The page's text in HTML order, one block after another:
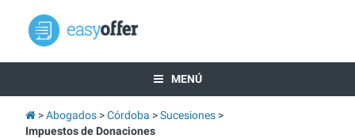
MENÚ
Abogados Córdoba
Sucesiones
Impuestos de Donaciones